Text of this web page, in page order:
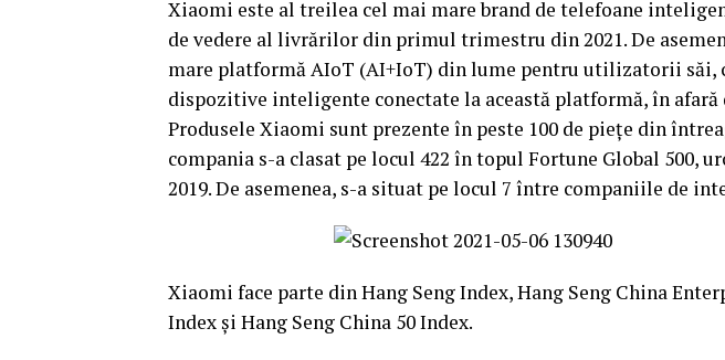
Xiaomi este al treilea cel mai mare brand de telefoane
de vedere al livrărilor din primul trimestru din 2021. De
mare platformă AIoT (AI+IoT) din lume pentru utilizatorii săi,
dispozitive inteligente conectate la această platformă, în
Produsele Xiaomi sunt prezente în peste 100 de piețe din
compania s-a clasat pe locul 422 în topul Fortune Global 500,
2019. De asemenea, s-a situat pe locul 7 între companiile de
Xiaomi face parte din Hang Seng Index, Hang Seng China
Index și Hang Seng China 50 Index.